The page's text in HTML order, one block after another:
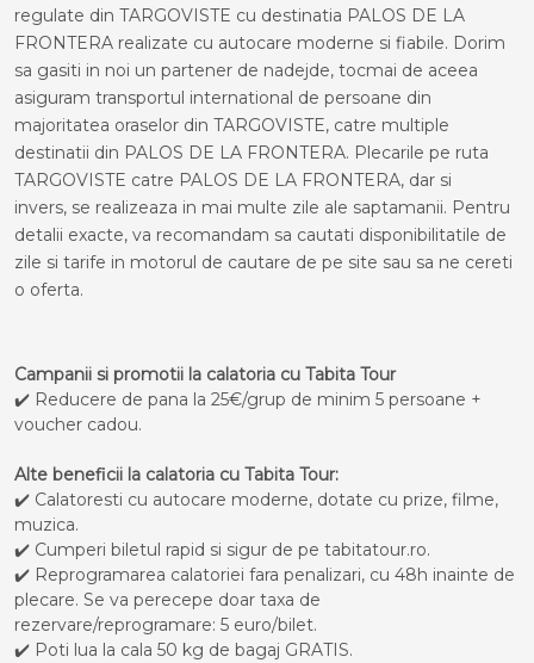
regulate din TARGOVISTE cu destinatia PALOS DE LA
FRONTERA realizate cu autocare moderne si fiabile. Dorim
sa gasiti in noi un partener de nadejde, tocmai de aceea
asiguram transportul international de persoane din
majoritatea oraselor din TARGOVISTE, catre multiple
destinatii din PALOS DE LA FRONTERA. Plecarile pe ruta
TARGOVISTE catre PALOS DE LA FRONTERA, dar si
invers, se realizeaza in mai multe zile ale saptamanii. Pentru
detalii exacte, va recomandam sa cautati disponibilitatile de
zile si tarife in motorul de cautare de pe site sau sa ne cereti
o oferta.
Campanii si promotii la calatoria cu Tabita Tour
✔️ Reducere de pana la 25€/grup de minim 5 persoane +
voucher cadou.
Alte beneficii la calatoria cu Tabita Tour:
✔️ Calatoresti cu autocare moderne, dotate cu prize, filme,
muzica.
✔️ Cumperi biletul rapid si sigur de pe tabitatour.ro.
✔️ Reprogramarea calatoriei fara penalizari, cu 48h inainte de
plecare. Se va perecepe doar taxa de
rezervare/reprogramare: 5 euro/bilet.
✔️ Poti lua la cala 50 kg de bagaj GRATIS.